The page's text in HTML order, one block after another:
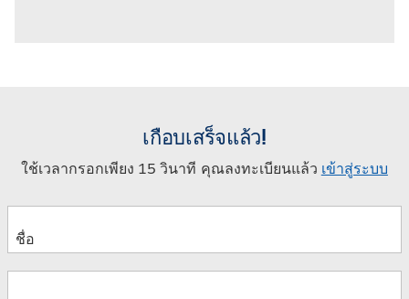
เกือบเสร็จแล้ว!
ใช้เวลากรอกเพียง 15 วินาที คุณลงทะเบียนแล้ว เข้าสู่ระบบ